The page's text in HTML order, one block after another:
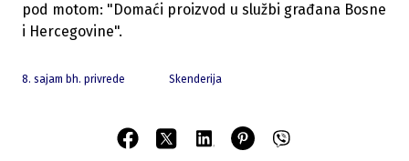
pod motom: "Domaći proizvod u službi građana Bosne
i Hercegovine".
8. sajam bh. privrede Skenderija